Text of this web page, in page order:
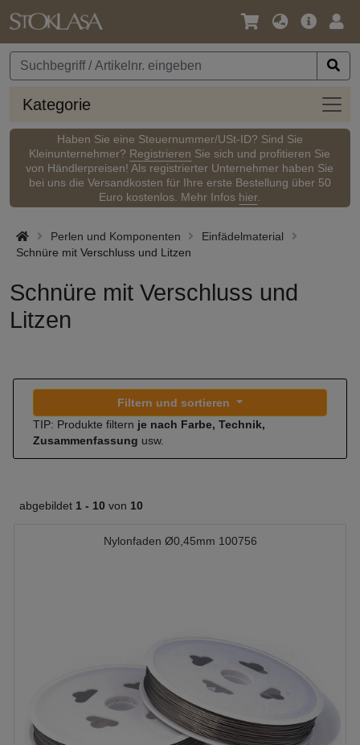
Sprache
Währung
Kategorie
Haben Sie eine Steuernummer/USt-ID? Sind Sie
Kleinunternehmer? Registrieren Sie sich und profitieren Sie
von Händlerpreisen! Als registrierter Unternehmer haben Sie
bei uns die Versandkosten für Ihre erste Bestellung über 50
Euro kostenlos. Mehr Infos hier.
Perlen und Komponenten
Einfädelmaterial
Schnüre mit Verschluss und Litzen
Schnüre mit Verschluss und
Litzen
Filtern und sortieren
TIP: Produkte filtern je nach Farbe, Technik,
Zusammenfassung usw.
abgebildet 1 - 10 von 10
Nylonfaden Ø0,45mm 100756